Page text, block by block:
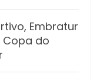
Embratur
do